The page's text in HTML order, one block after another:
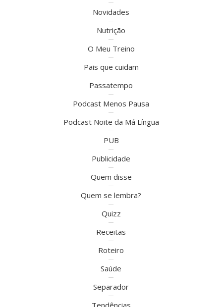
Novidades
Nutrição
O Meu Treino
Pais que cuidam
Passatempo
Podcast Menos Pausa
Podcast Noite da Má Língua
PUB
Publicidade
Quem disse
Quem se lembra?
Quizz
Receitas
Roteiro
Saúde
Separador
Tendências